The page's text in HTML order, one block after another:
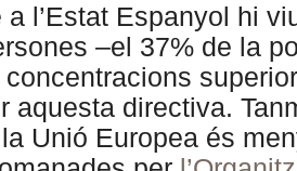
a l’Estat Espanyol hi
–el 37% de la
aquesta directiva.
Unió Europea és